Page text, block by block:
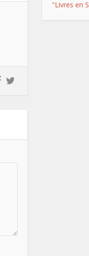
"Livres en